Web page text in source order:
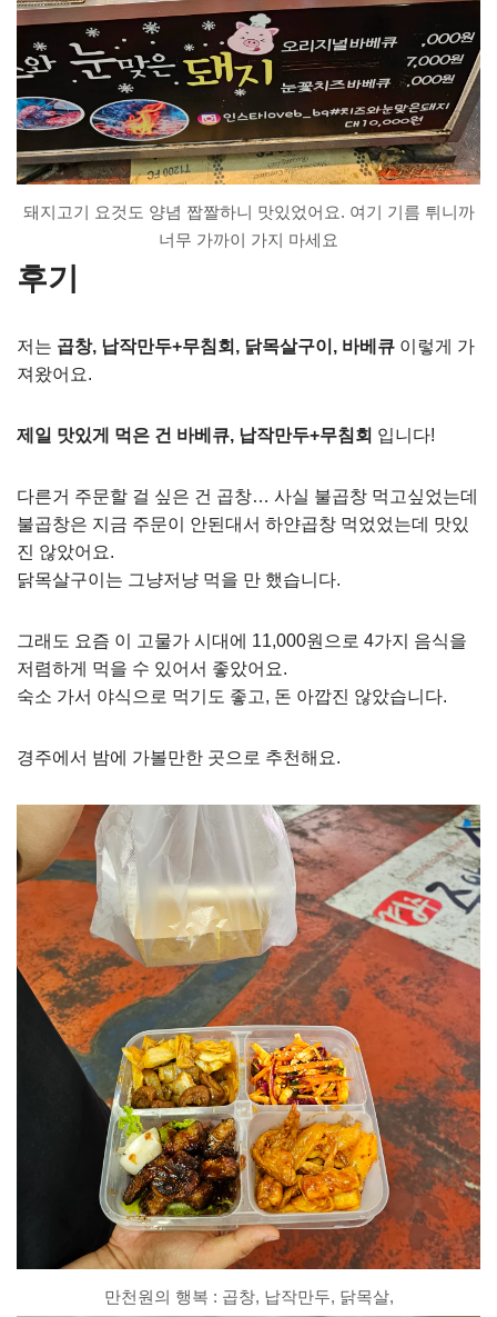
돼지고기 요것도 양념 짭짤하니 맛있었어요. 여기 기름 튀니까
너무 가까이 가지 마세요
후기
저는 곱창, 납작만두+무침회, 닭목살구이, 바베큐 이렇게 가
져왔어요.
제일 맛있게 먹은 건 바베큐, 납작만두+무침회 입니다!
다른거 주문할 걸 싶은 건 곱창… 사실 불곱창 먹고싶었는데
불곱창은 지금 주문이 안된대서 하얀곱창 먹었었는데 맛있
진 않았어요.
닭목살구이는 그냥저냥 먹을 만 했습니다.
그래도 요즘 이 고물가 시대에 11,000원으로 4가지 음식을
저렴하게 먹을 수 있어서 좋았어요.
숙소 가서 야식으로 먹기도 좋고, 돈 아깝진 않았습니다.
경주에서 밤에 가볼만한 곳으로 추천해요.
만천원의 행복 : 곱창, 납작만두, 닭목살,